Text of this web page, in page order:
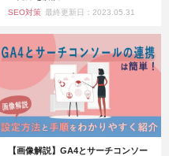
SEO対策 最終更新日：2023.05.31
【画像解説】GA4とサーチコンソー